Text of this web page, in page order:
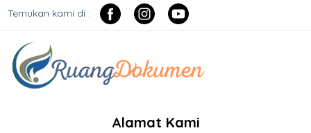
Temukan kami di :
Alamat Kami